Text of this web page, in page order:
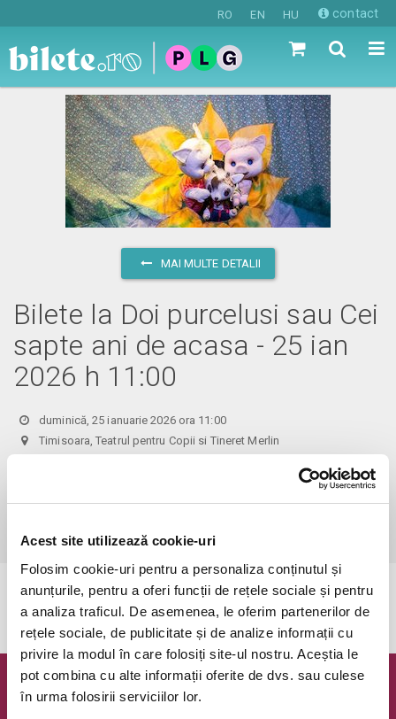
Acest site utilizează cookie-uri
Folosim cookie-uri pentru a personaliza conținutul și
anunțurile, pentru a oferi funcții de rețele sociale și pentru
a analiza traficul. De asemenea, le oferim partenerilor de
rețele sociale, de publicitate și de analize informații cu
privire la modul în care folosiți site-ul nostru. Aceștia le
pot combina cu alte informații oferite de dvs. sau culese
în urma folosirii serviciilor lor.
RO EN HU contact
MAI MULTE DETALII
Bilete la Doi purcelusi sau Cei
sapte ani de acasa - 25 ian
2026 h 11:00
duminică, 25 ianuarie 2026 ora 11:00
Timisoara, Teatrul pentru Copii si Tineret Merlin
Copiii peste 2 ani platesc bilet! Biletul de adulti costa 30 RON!
Evenimentul a expirat.
Newsletter @ Bilete.ro